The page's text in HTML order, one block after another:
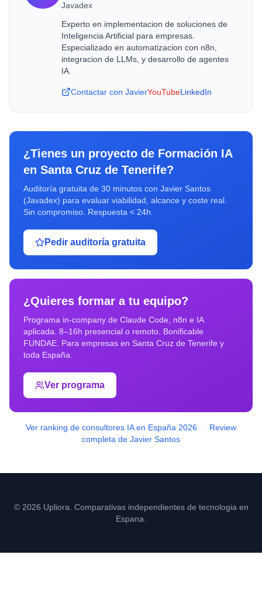
Javadex
Experto en implementacion de soluciones de
Inteligencia Artificial para empresas.
Especializado en automatizacion con n8n,
integracion de LLMs, y desarrollo de agentes
IA.
Contactar con JavierYouTubeLinkedIn
¿Tienes un proyecto de Formación IA
en Santa Cruz de Tenerife?
Auditoría gratuita de 30 minutos con Javier Santos
(Javadex) para evaluar viabilidad, alcance y coste real.
Sin compromiso. Respuesta < 24h.
Pedir auditoría gratuita
¿Quieres formar a tu equipo?
Programa in-company de Claude Code, n8n e IA
aplicada. 8–16h presencial o remoto. Bonificable
FUNDAE. Para empresas en Santa Cruz de Tenerife y
toda España.
Ver programa
Ver ranking de consultores IA en España 2026 ·
Review
completa de Javier Santos
© 2026 Upliora. Comparativas independientes de tecnologia en
Espana.